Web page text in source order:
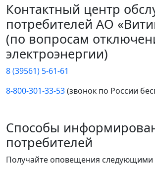
Контактный центр
потребителей АО
(по вопросам
электроэнергии)
8 (39561) 5-61-61
8-800-301-33-53(звонок по России
Способы
потребителей
Получайте оповещения следующими